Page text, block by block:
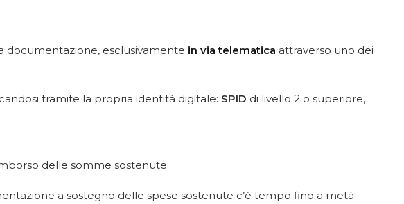
documentazione, esclusivamente in via telematica attraverso uno dei
tramite la propria identità digitale: SPID di livello 2 o superiore,
delle somme sostenute.
a sostegno delle spese sostenute c’è tempo fino a metà